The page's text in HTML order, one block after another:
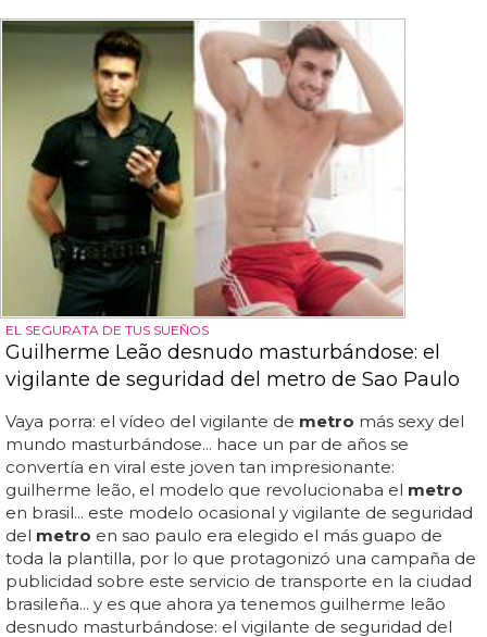
EL SEGURATA DE TUS SUEÑOS
Guilherme Leão desnudo masturbándose: el
vigilante de seguridad del metro de Sao Paulo
Vaya porra: el vídeo del vigilante de metro más sexy del
mundo masturbándose... hace un par de años se
convertía en viral este joven tan impresionante:
guilherme leão, el modelo que revolucionaba el metro
en brasil... este modelo ocasional y vigilante de seguridad
del metro en sao paulo era elegido el más guapo de
toda la plantilla, por lo que protagonizó una campaña de
publicidad sobre este servicio de transporte en la ciudad
brasileña... y es que ahora ya tenemos guilherme leão
desnudo masturbándose: el vigilante de seguridad del